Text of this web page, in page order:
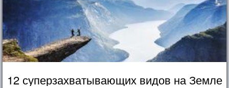
12 суперзахватывающих видов на Земле